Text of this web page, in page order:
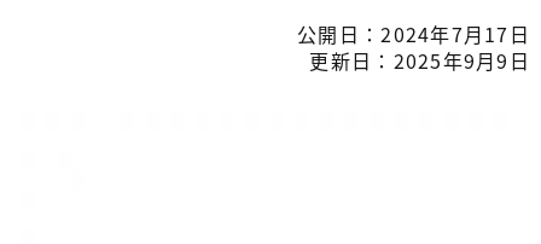
公開日：2024年7月17日
更新日：2025年9月9日